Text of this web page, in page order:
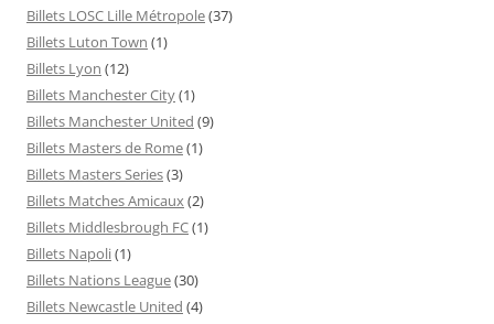
Billets LOSC Lille Métropole(37)
Billets Luton Town (1)
Billets Lyon (12)
Billets Manchester City(1)
Billets Manchester United (9)
Billets Masters de Rome(1)
Billets Masters Series(3)
Billets Matches Amicaux(2)
Billets Middlesbrough FC(1)
Billets Napoli(1)
Billets Nations League(30)
Billets Newcastle United (4)